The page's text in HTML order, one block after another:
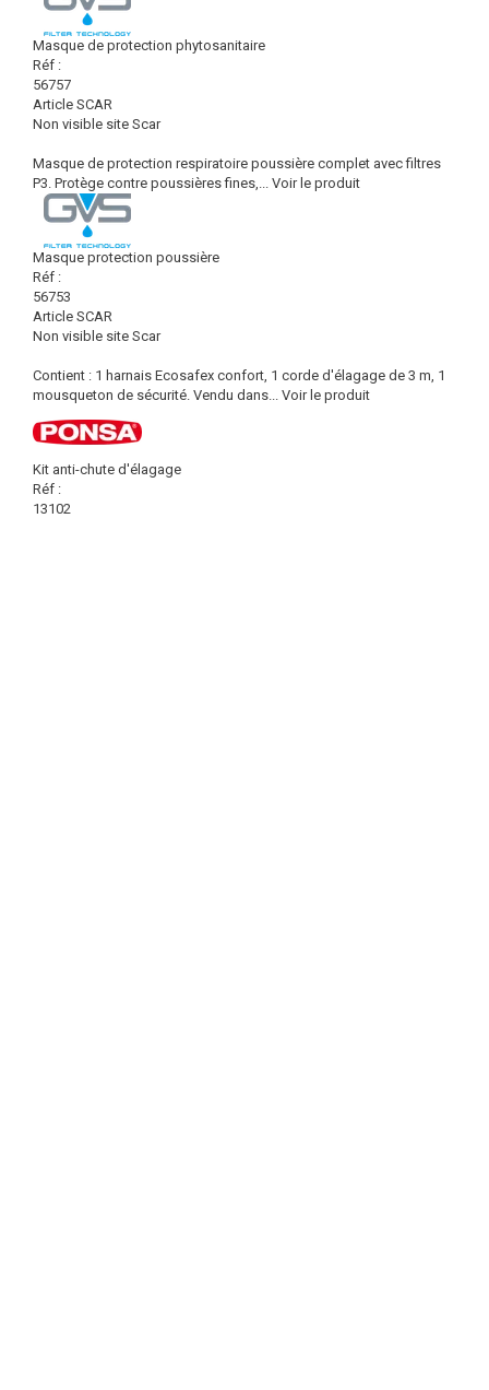
Masque de protection phytosanitaire
Réf :
56757
Article SCAR
Non visible site Scar
Masque de protection respiratoire poussière complet avec filtres
P3. Protège contre poussières fines,... Voir le produit
Masque protection poussière
Réf :
56753
Article SCAR
Non visible site Scar
Contient : 1 harnais Ecosafex confort, 1 corde d'élagage de 3 m, 1
mousqueton de sécurité. Vendu dans... Voir le produit
Kit anti-chute d'élagage
Réf :
13102